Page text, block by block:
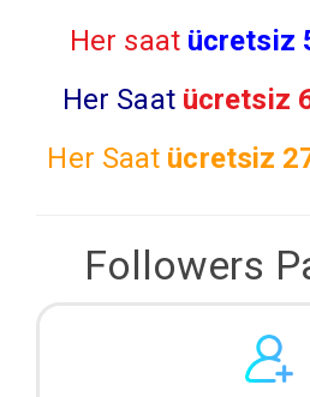
Her saat ücretsiz
Her Saat ücretsiz
Her Saat ücretsiz
Followers